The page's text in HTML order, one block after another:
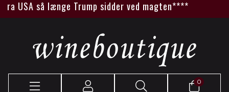
så længe Trump sidder ved magten****
0